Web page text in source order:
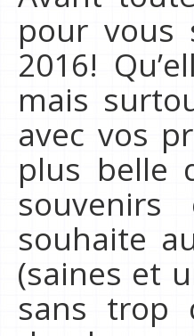
pour vous
2016!
mais
avec vos
plus belle
souhaite
(saines et
sans trop